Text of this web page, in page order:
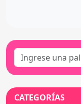
CATEGORÍAS